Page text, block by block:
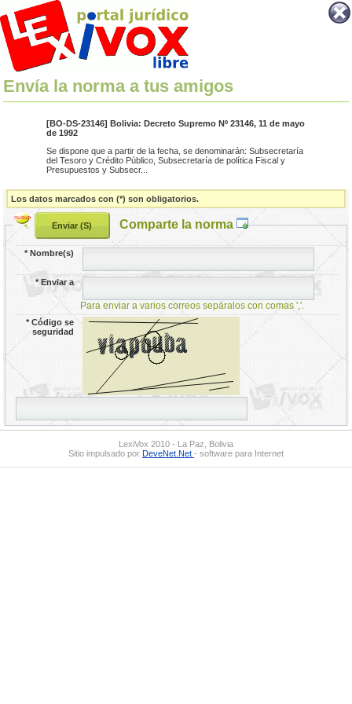
Envía la norma a tus amigos
[BO-DS-23146] Bolivia: Decreto Supremo Nº 23146, 11 de mayo
de 1992
Se dispone que a partir de la fecha, se denominarán: Subsecretaría
del Tesoro y Crédito Público, Subsecretaría de política Fiscal y
Presupuestos y Subsecr...
Los datos marcados con (*) son obligatorios.
Comparte la norma
*Nombre(s)
*Enviar a
Para enviar a varios correos sepáralos con comas ','.
*Código se
seguridad
LexiVox 2010 - La Paz, Bolivia
Sitio impulsado por DeveNet.Net - software para Internet